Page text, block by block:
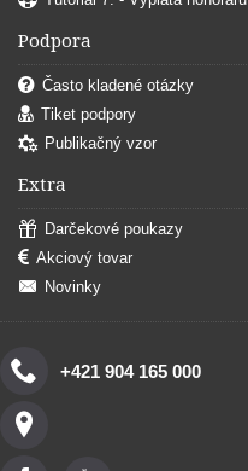
Podpora
Často kladené otázky
Tiket podpory
Publikačný vzor
Extra
Darčekové poukazy
Akciový tovar
Novinky
+421 904 165 000